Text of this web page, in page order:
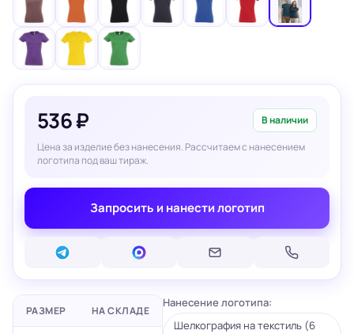
536 ₽ В наличии
Цена за изделие без нанесения. Рассчитаем с нанесением
логотипа под ваш тираж.
Запросить и нанести логотип
РАЗМЕР НА СКЛАДЕ
Нанесение логотипа:
Шелкография на текстиль (6